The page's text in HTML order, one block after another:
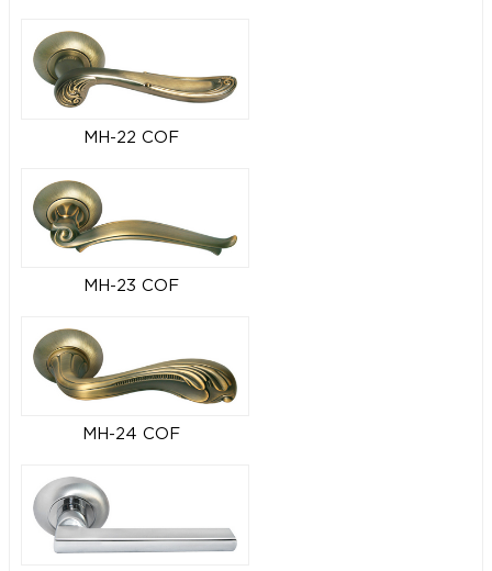
MH-22 COF
MH-23 COF
MH-24 COF